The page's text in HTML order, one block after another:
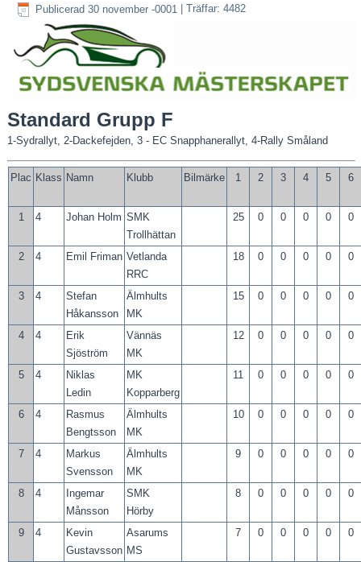
Publicerad 30 november -0001 |Träffar: 4482
Standard Grupp F
1-Sydrallyt, 2-Dackefejden, 3 - EC Snapphanerallyt, 4-Rally Småland
Plac Klass Namn Klubb Bilmärke 1 2 3 4 5 6
1 4 Johan Holm SMK
Trollhättan
25 0 0 0 0 0
2 4 Emil Friman Vetlanda
RRC
18 0 0 0 0 0
3 4
Stefan
Håkansson
Älmhults
MK
15 0 0 0 0 0
4 4
Erik
Sjöström
Vännäs
MK
12 0 0 0 0 0
5 4
Niklas
Ledin
MK
Kopparberg
11 0 0 0 0 0
6 4
Rasmus
Bengtsson
Älmhults
MK
10 0 0 0 0 0
7 4
Markus
Svensson
Älmhults
MK
9 0 0 0 0 0
8 4
Ingemar
Månsson
SMK
Hörby
8 0 0 0 0 0
9 4
Kevin
Gustavsson
Asarums
MS
7 0 0 0 0 0